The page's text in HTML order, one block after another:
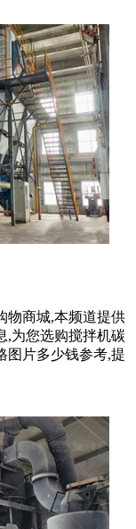
物商城,本频道提供
,为您选购搅拌机碳
图片多少钱参考,提